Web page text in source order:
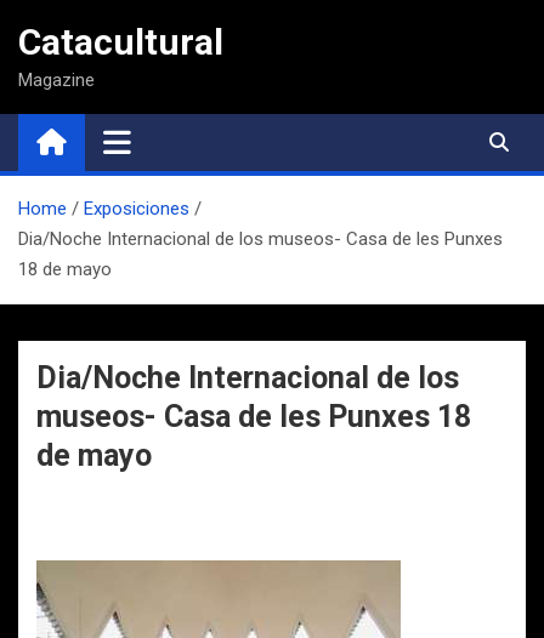
contenido
Catacultural
Magazine
Home
Exposiciones
Dia/Noche Internacional de los museos- Casa de les Punxes
18 de mayo
Dia/Noche Internacional de los
museos- Casa de les Punxes 18
de mayo